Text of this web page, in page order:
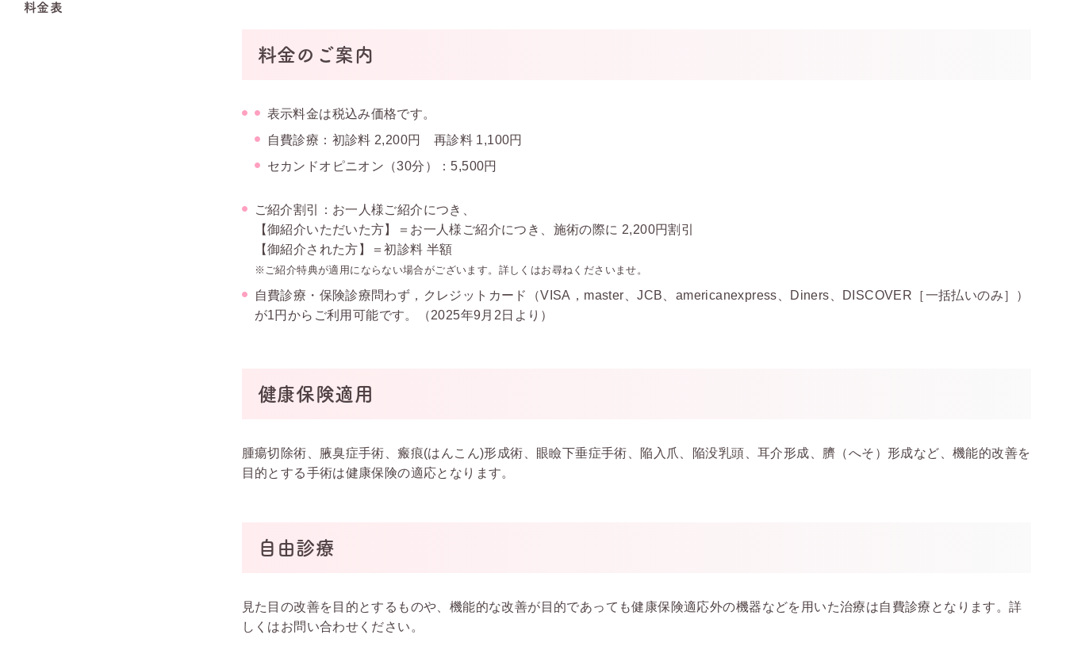
料金表
料金のご案内
表示料金は税込み価格です。
自費診療：初診料 2,200円 再診料 1,100円
セカンドオピニオン（30分）：5,500円
ご紹介割引：お一人様ご紹介につき、
【御紹介いただいた方】＝お一人様ご紹介につき、施術の際に 2,200円割引
【御紹介された方】＝初診料 半額
※ご紹介特典が適用にならない場合がございます。詳しくはお尋ねくださいませ。
自費診療・保険診療問わず，クレジットカード（VISA，master、JCB、americanexpress、Diners、DISCOVER ［一括払いのみ］）
が1円からご利用可能です。（2025年9月2日より）
健康保険適用
腫瘍切除術、腋臭症手術、瘢痕(はんこん)形成術、眼瞼下垂症手術、陥入爪、陥没乳頭、耳介形成、臍（へそ）形成など、機能的改善を
目的とする手術は健康保険の適応となります。
自由診療
見た目の改善を目的とするものや、機能的な改善が目的であっても健康保険適応外の機器などを用いた治療は自費診療となります。詳
しくはお問い合わせください。